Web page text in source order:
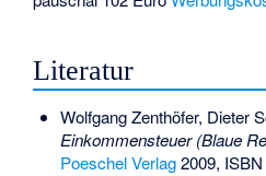
Literatur
Wolfgang Zenthöfer, Dieter
Einkommensteuer (Blaue
Poeschel Verlag2009,